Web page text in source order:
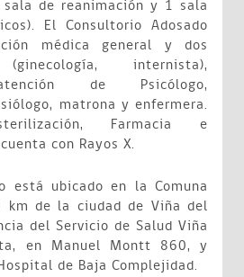
de reanimación y 1 sala
El Consultorio Adosado
médica general y dos
internista),
de Psicólogo,
matrona y enfermera.
Farmacia e
con Rayos X.
está ubicado en la Comuna
km de la ciudad de Viña del
del Servicio de Salud Viña
en Manuel Montt 860, y
de Baja Complejidad.